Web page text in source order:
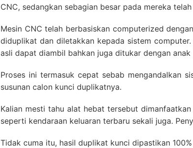
CNC, sedangkan sebagian besar pada mereka
Mesin CNC telah berbasiskan computerized
diduplikat dan diletakkan kepada sistem
asli dapat diambil bahkan juga ditukar dengan anak
Proses ini termasuk cepat sebab mengandalkan
susunan calon kunci duplikatnya.
Kalian mesti tahu alat hebat tersebut
seperti kendaraan keluaran terbaru sekali juga.
Tidak cuma itu, hasil duplikat kunci dipastikan